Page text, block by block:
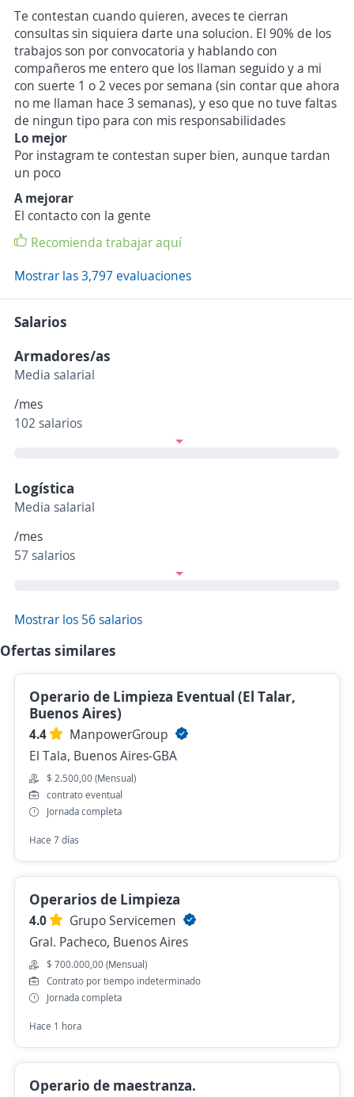
Te contestan cuando quieren, aveces te cierran
consultas sin siquiera darte una solucion. El 90% de los
trabajos son por convocatoria y hablando con
compañeros me entero que los llaman seguido y a mi
con suerte 1 o 2 veces por semana (sin contar que ahora
no me llaman hace 3 semanas), y eso que no tuve faltas
de ningun tipo para con mis responsabilidades
Lo mejor
Por instagram te contestan super bien, aunque tardan
un poco
A mejorar
El contacto con la gente
Recomienda trabajar aquí
Mostrar las 3,797 evaluaciones
Salarios
Armadores/as
Media salarial
/mes
102 salarios
Logística
Media salarial
/mes
57 salarios
Mostrar los 56 salarios
Ofertas similares
Operario de Limpieza Eventual (El Talar,
Buenos Aires)
4.4
ManpowerGroup
El Tala, Buenos Aires-GBA
$ 2.500,00 (Mensual)
contrato eventual
Jornada completa
Hace 7 días
Operarios de Limpieza
4.0
Grupo Servicemen
Gral. Pacheco, Buenos Aires
$ 700.000,00 (Mensual)
Contrato por tiempo indeterminado
Jornada completa
Hace 1 hora
Operario de maestranza.